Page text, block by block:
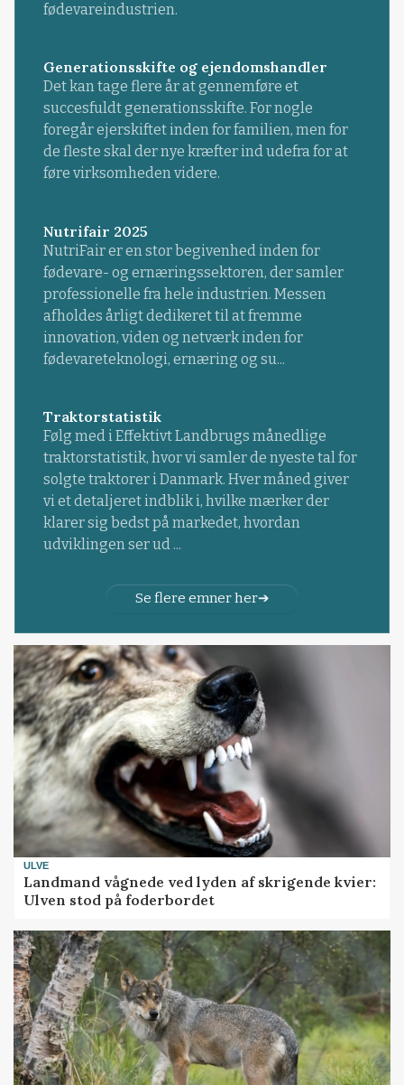
fødevareindustrien.
Generationsskifte og ejendomshandler
Det kan tage flere år at gennemføre et
succesfuldt generationsskifte. For nogle
foregår ejerskiftet inden for familien, men for
de fleste skal der nye kræfter ind udefra for at
føre virksomheden videre.
Nutrifair 2025
NutriFair er en stor begivenhed inden for
fødevare- og ernæringssektoren, der samler
professionelle fra hele industrien. Messen
afholdes årligt dedikeret til at fremme
innovation, viden og netværk inden for
fødevareteknologi, ernæring og su...
Traktorstatistik
Følg med i Effektivt Landbrugs månedlige
traktorstatistik, hvor vi samler de nyeste tal for
solgte traktorer i Danmark. Hver måned giver
vi et detaljeret indblik i, hvilke mærker der
klarer sig bedst på markedet, hvordan
udviklingen ser ud ...
Se flere emner her
ULVE
Landmand vågnede ved lyden af skrigende kvier:
Ulven stod på foderbordet